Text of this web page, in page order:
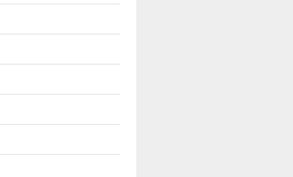
Bagi
Pensiun